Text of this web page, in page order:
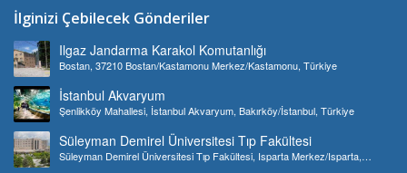
İlginizi Çebilecek Gönderiler
Ilgaz Jandarma Karakol Komutanlığı
Bostan, 37210 Bostan/Kastamonu Merkez/Kastamonu, Türkiye
İstanbul Akvaryum
Şenlikköy Mahallesi, İstanbul Akvaryum, Bakırköy/İstanbul, Türkiye
Süleyman Demirel Üniversitesi Tıp Fakültesi
Süleyman Demirel Üniversitesi Tıp Fakültesi, Isparta Merkez/Isparta,